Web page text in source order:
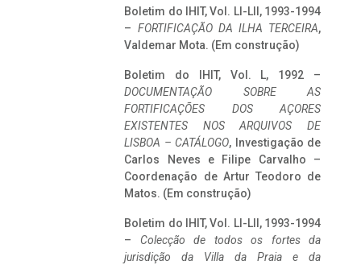
Boletim do IHIT, Vol. LI-LII, 1993-1994
– FORTIFICAÇÃO DA ILHA TERCEIRA,
Valdemar Mota. (Em construção)
Boletim do IHIT, Vol. L, 1992 –
DOCUMENTAÇÃO SOBRE AS
FORTIFICAÇÕES DOS AÇORES
EXISTENTES NOS ARQUIVOS DE
LISBOA – CATÁLOGO, Investigação de
Carlos Neves e Filipe Carvalho –
Coordenação de Artur Teodoro de
Matos. (Em construção)
Boletim do IHIT, Vol. LI-LII, 1993-1994
– Colecção de todos os fortes da
jurisdição da Villa da Praia e da